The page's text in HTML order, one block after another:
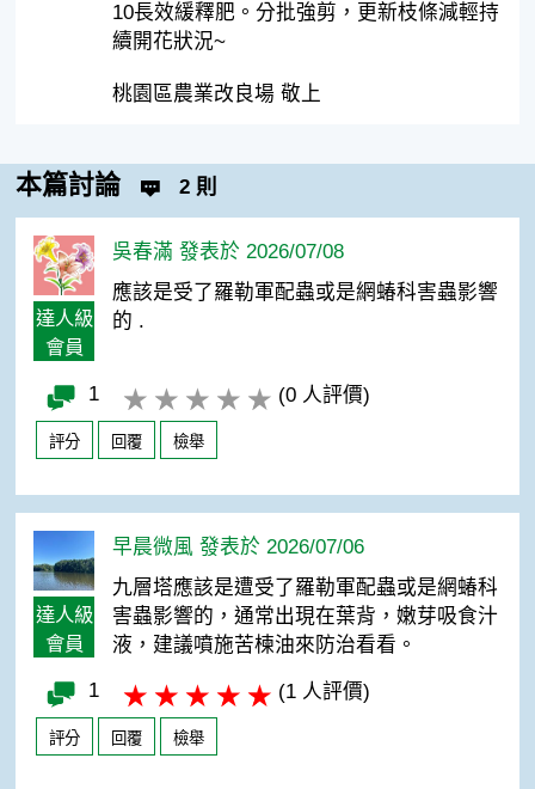
10長效緩釋肥。分批強剪，更新枝條減輕持
續開花狀況~
桃園區農業改良場 敬上
本篇討論 2 則
達人級
會員
吳春滿 發表於 2026/07/08
應該是受了羅勒軍配蟲或是網蝽科害蟲影響
的 .
1 (0 人評價)
評分 回覆 檢舉
達人級
會員
早晨微風 發表於 2026/07/06
九層塔應該是遭受了羅勒軍配蟲或是網蝽科
害蟲影響的，通常出現在葉背，嫩芽吸食汁
液，建議噴施苦楝油來防治看看。
1 (1 人評價)
評分 回覆 檢舉